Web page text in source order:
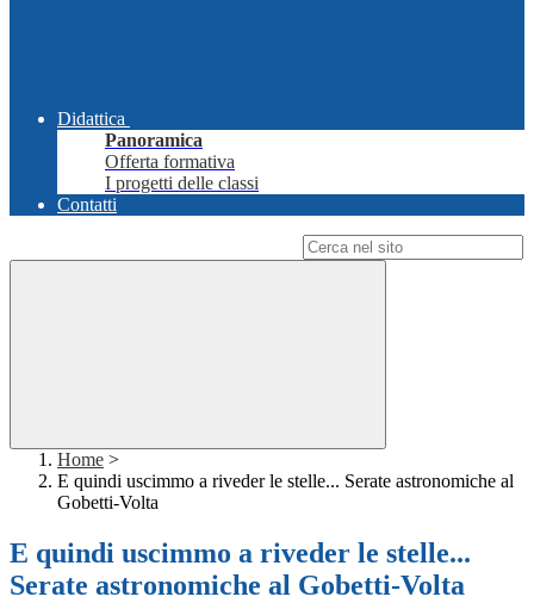
Didattica
Panoramica
Offerta formativa
I progetti delle classi
Contatti
Home >
E quindi uscimmo a riveder le stelle... Serate astronomiche al
Gobetti-Volta
E quindi uscimmo a riveder le stelle...
Serate astronomiche al Gobetti-Volta